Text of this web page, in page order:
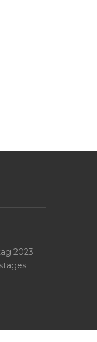
2023